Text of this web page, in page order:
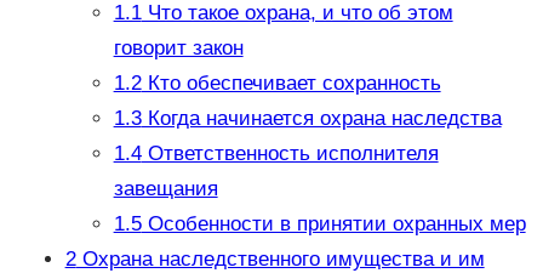
1.1Что такое охрана, и что об этом
говорит закон
1.2Кто обеспечивает сохранность
1.3Когда начинается охрана наследства
1.4Ответственность исполнителя
завещания
1.5Особенности в принятии охранных мер
2Охрана наследственного имущества и им